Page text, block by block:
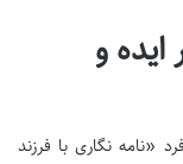
و
«نامه نگاری با فرزند